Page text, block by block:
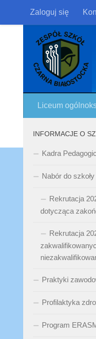
Skip to content
Zaloguj się
Liceum
INFORMACJE O
Kadra
Nabór do
Rekrutacja
dotycząca
Rekrutacja
Praktyki
Profilaktyka
Program